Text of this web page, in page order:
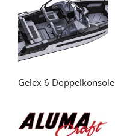
Gelex 6 Doppelkonsole